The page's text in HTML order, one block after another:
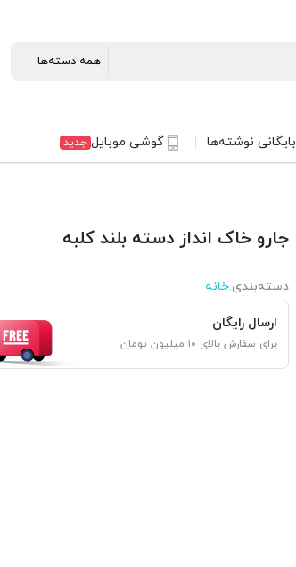
بایگانی نوشته‌ها گوشی موبایل جدید
جارو خاک انداز دسته بلند کلبه
دسته‌بندی‌:خانه
ارسال رایگان
برای سفارش بالای ۱۰ میلیون تومان